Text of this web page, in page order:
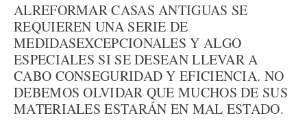
ALREFORMAR CASAS ANTIGUAS SE
REQUIEREN UNA SERIE DE
MEDIDASEXCEPCIONALES Y ALGO
ESPECIALES SI SE DESEAN LLEVAR A
CABO CONSEGURIDAD Y EFICIENCIA. NO
DEBEMOS OLVIDAR QUE MUCHOS DE SUS
MATERIALES ESTARÁN EN MAL ESTADO.